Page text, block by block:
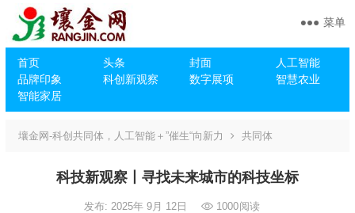
首页 头条 封面
人工智能
品牌印象
科创新观察 数字展项
智慧农业
智能家居
菜单
壤金网-科创共同体，人工智能＋”催生“向新力 共同体
科技新观察丨寻找未来城市的科技坐标
发布: 2025年 9月 12日 1000阅读